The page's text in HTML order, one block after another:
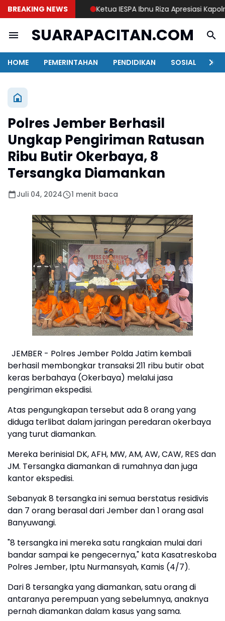
BREAKING NEWS Ketua IESPA Ibnu Riza Apresiasi Kapolri
SUARAPACITAN.COM
HOME PEMERINTAHAN PENDIDIKAN SOSIAL
Polres Jember Berhasil
Ungkap Pengiriman Ratusan
Ribu Butir Okerbaya, 8
Tersangka Diamankan
Juli 04, 2024 1 menit baca
JEMBER - Polres Jember Polda Jatim kembali
berhasil membongkar transaksi 211 ribu butir obat
keras berbahaya (Okerbaya) melalui jasa
pengiriman ekspedisi.
Atas pengungkapan tersebut ada 8 orang yang
diduga terlibat dalam jaringan peredaran okerbaya
yang turut diamankan.
Mereka berinisial DK, AFH, MW, AM, AW, CAW, RES dan
JM. Tersangka diamankan di rumahnya dan juga
kantor ekspedisi.
Sebanyak 8 tersangka ini semua berstatus residivis
dan 7 orang berasal dari Jember dan 1 orang asal
Banyuwangi.
"8 tersangka ini mereka satu rangkaian mulai dari
bandar sampai ke pengecernya," kata Kasatreskoba
Polres Jember, Iptu Nurmansyah, Kamis (4/7).
Dari 8 tersangka yang diamankan, satu orang di
antaranya perempuan yang sebelumnya, anaknya
pernah diamankan dalam kasus yang sama.